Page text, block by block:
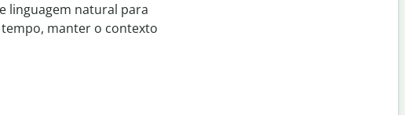
linguagem natural para
manter o contexto